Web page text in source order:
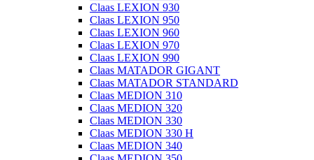
Claas LEXION 930
Claas LEXION 950
Claas LEXION 960
Claas LEXION 970
Claas LEXION 990
Claas MATADOR GIGANT
Claas MATADOR STANDARD
Claas MEDION 310
Claas MEDION 320
Claas MEDION 330
Claas MEDION 330 H
Claas MEDION 340